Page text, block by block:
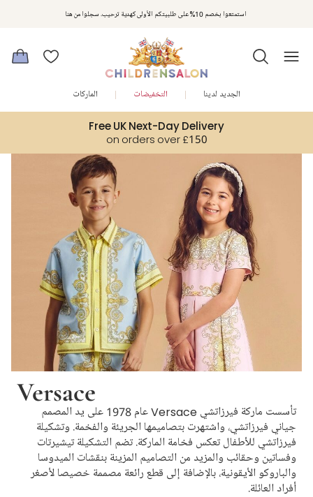
استمتعوا بخصم 10% على طلبيتكم الأولى كهدية ترحيب. سجلوا من هنا
مكافآت تشلدرن صالون | اجمعوا النقاط مع كل عملية شراء لتحصلوا على هدايا حصرية وعروض مصممة خصيصا لتلبي
متطلباتكم
Free UK Next-Day Delivery
on orders over £150
الجديد لدينا التخفيضات الماركات
Versace
تأسست ماركة فيرزاتشي Versace عام 1978 على يد المصمم
جياني فيرزاتشي، واشتهرت بتصاميمها الجريئة والفخمة. وتشكيلة
فيرزاتشي للأطفال تعكس فخامة الماركة. تضم التشكيلة تيشيرتات
وفساتين وحقائب والمزيد من التصاميم المزينة بنقشات الميدوسا
والباروكو الأيقونية، بالإضافة إلى قطع رائعة مصممة خصيصا لأصغر
أفراد العائلة.